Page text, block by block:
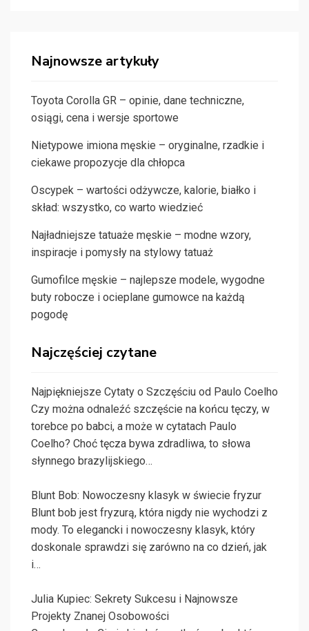
Najnowsze artykuły
Toyota Corolla GR – opinie, dane techniczne,
osiągi, cena i wersje sportowe
Nietypowe imiona męskie – oryginalne, rzadkie i
ciekawe propozycje dla chłopca
Oscypek – wartości odżywcze, kalorie, białko i
skład: wszystko, co warto wiedzieć
Najładniejsze tatuaże męskie – modne wzory,
inspiracje i pomysły na stylowy tatuaż
Gumofilce męskie – najlepsze modele, wygodne
buty robocze i ocieplane gumowce na każdą
pogodę
Najczęściej czytane
Najpiękniejsze Cytaty o Szczęściu od Paulo Coelho
Czy można odnaleźć szczęście na końcu tęczy, w
torebce po babci, a może w cytatach Paulo
Coelho? Choć tęcza bywa zdradliwa, to słowa
słynnego brazylijskiego…
Blunt Bob: Nowoczesny klasyk w świecie fryzur
Blunt bob jest fryzurą, która nigdy nie wychodzi z
mody. To elegancki i nowoczesny klasyk, który
doskonale sprawdzi się zarówno na co dzień, jak
i…
Julia Kupiec: Sekrety Sukcesu i Najnowsze
Projekty Znanej Osobowości